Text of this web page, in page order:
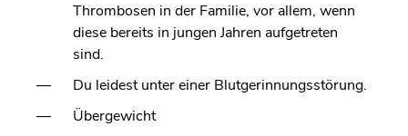
Thrombosen in der Familie, vor allem, wenn
diese bereits in jungen Jahren aufgetreten
sind.
Du leidest unter einer Blutgerinnungsstörung.
Übergewicht